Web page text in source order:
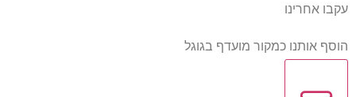
עקבו אחרינו
הוסף אותנו כמקור מועדף בגוגל